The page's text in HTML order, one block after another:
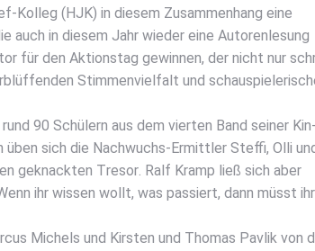
(HJK) in die­sem Zusam­men­hang eine
auch in die­sem Jahr wie­der eine Autoren­le­sung
für den Akti­ons­tag gewin­nen, der nicht nur
Stim­men­viel­falt und
90 Schü­lern aus dem vier­ten Band sei­ner Kin­
üben sich die Nach­wuchs-Ermitt­ler Stef­fi, Olli
geknack­ten Tre­sor. Ralf Kramp ließ sich aber
ihr wis­sen wollt, was pas­siert, dann müsst ihr
Michels und Kirs­ten und Tho­mas Pav­lik von